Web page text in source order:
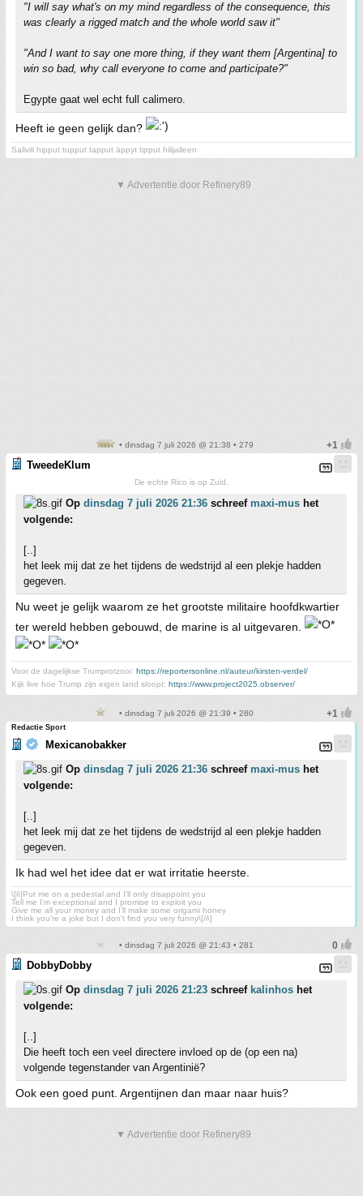
"I will say what's on my mind regardless of the consequence, this
was clearly a rigged match and the whole world saw it"
"And I want to say one more thing, if they want them [Argentina] to
win so bad, why call everyone to come and participate?"
Egypte gaat wel echt full calimero.
Heeft ie geen gelijk dan?
Salivili hipput tupput tapput äppyt tipput hilijalleen
▼ Advertentie door Refinery89
• dinsdag 7 juli 2026 @ 21:38 • 279
TweedeKlum
De echte Rico is op Zuid.
Op dinsdag 7 juli 2026 21:36 schreef maxi-mus het
volgende:
[..]
het leek mij dat ze het tijdens de wedstrijd al een plekje hadden
gegeven.
Nu weet je gelijk waarom ze het grootste militaire hoofdkwartier
ter wereld hebben gebouwd, de marine is al uitgevaren.
Voor de dagelijkse Trumprotzooi: https://reportersonline.nl/auteur/kirsten-verdel/
Kijk live hoe Trump zijn eigen land sloopt: https://www.project2025.observer/
• dinsdag 7 juli 2026 @ 21:39 • 280
Redactie Sport
Mexicanobakker
Op dinsdag 7 juli 2026 21:36 schreef maxi-mus het
volgende:
[..]
het leek mij dat ze het tijdens de wedstrijd al een plekje hadden
gegeven.
Ik had wel het idee dat er wat irritatie heerste.
\[i\]Put me on a pedestal and I'll only disappoint you
Tell me I'm exceptional and I promise to exploit you
Give me all your money and I'll make some origami honey
I think you're a joke but I don't find you very funny\[/i\]
• dinsdag 7 juli 2026 @ 21:43 • 281
DobbyDobby
Op dinsdag 7 juli 2026 21:23 schreef kalinhos het
volgende:
[..]
Die heeft toch een veel directere invloed op de (op een na)
volgende tegenstander van Argentinië?
Ook een goed punt. Argentijnen dan maar naar huis?
▼ Advertentie door Refinery89